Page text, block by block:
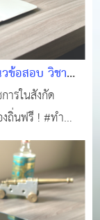
ข้อสอบ วิชา
ยหลักที่ใช้
อมใบเกียรติ
ารในสังกัด
ถิ่นฟรี ! #ทำ
บบรรจุท้องถิ่น
น์ #แนวข้อสอบ